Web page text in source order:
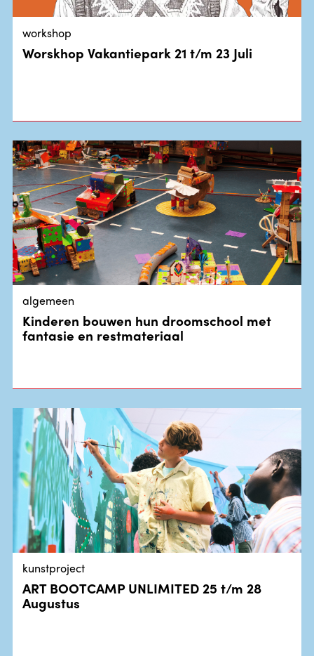
workshop
Worskhop Vakantiepark 21 t/m 23 Juli
algemeen
Kinderen bouwen hun droomschool met
fantasie en restmateriaal
kunstproject
ART BOOTCAMP UNLIMITED 25 t/m 28
Augustus